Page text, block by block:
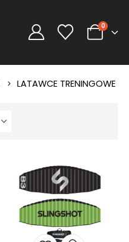
0
LATAWCE TRENINGOWE